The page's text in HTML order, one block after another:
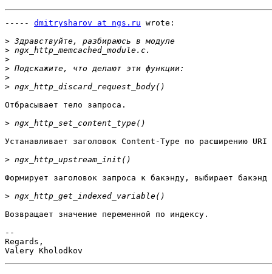
----- dmitrysharov at ngs.ru wrote:
>
>
>
>
>
>
Отбрасывает тело запроса.
>
Устанавливает заголовок Content-Type по расширению
>
Формирует заголовок запроса к бакэнду, выбирает
>
Возвращает значение переменной по индексу.
--
Regards,